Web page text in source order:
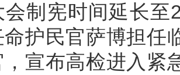
会制宪时间延长
命护民官萨博担任
宣布高检进入紧